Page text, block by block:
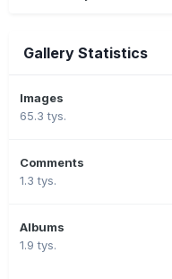
Gallery Statistics
Images
65.3 tys.
Comments
1.3 tys.
Albums
1.9 tys.